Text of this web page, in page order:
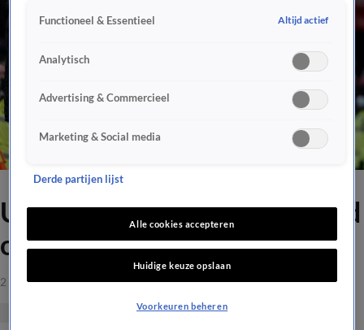
United-aanvaller Greenwood
op borgtocht vrijgelaten
2 feb 2022, 13:15
Functioneel & Essentieel Altijd actief
Analytisch
Advertising & Commercieel
Marketing & Social media
Derde partijen lijst
Alle cookies accepteren
Huidige keuze opslaan
Voorkeuren beheren